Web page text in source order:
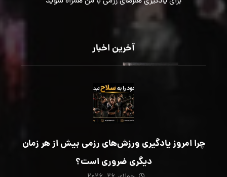
آخرین اخبار
چرا امروز یادگیری ورزش‌های رزمی بیش از هر زمان
دیگری ضروری است؟